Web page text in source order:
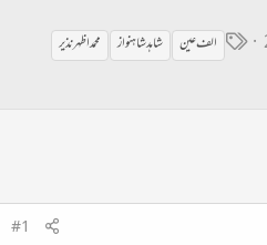
الف عین شاہد شاہنواز
محمد اظہر نذیر
#1